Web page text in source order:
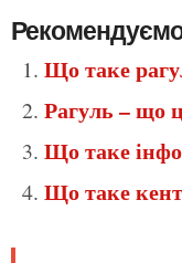
Що таке
Рагуль – що
Що таке
Що таке